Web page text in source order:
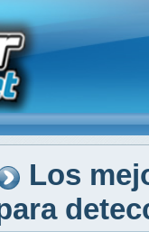
Los